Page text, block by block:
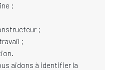
;
;
;
aidons à identifier la